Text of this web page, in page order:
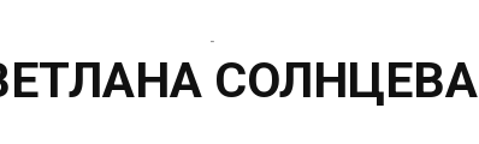
-
СОЛНЦЕВА